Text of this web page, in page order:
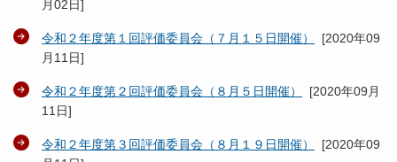
月02日]
令和２年度第１回評価委員会（７月１５日開催） [2020年09
月11日]
令和２年度第２回評価委員会（８月５日開催） [2020年09月
11日]
令和２年度第３回評価委員会（８月１９日開催） [2020年09